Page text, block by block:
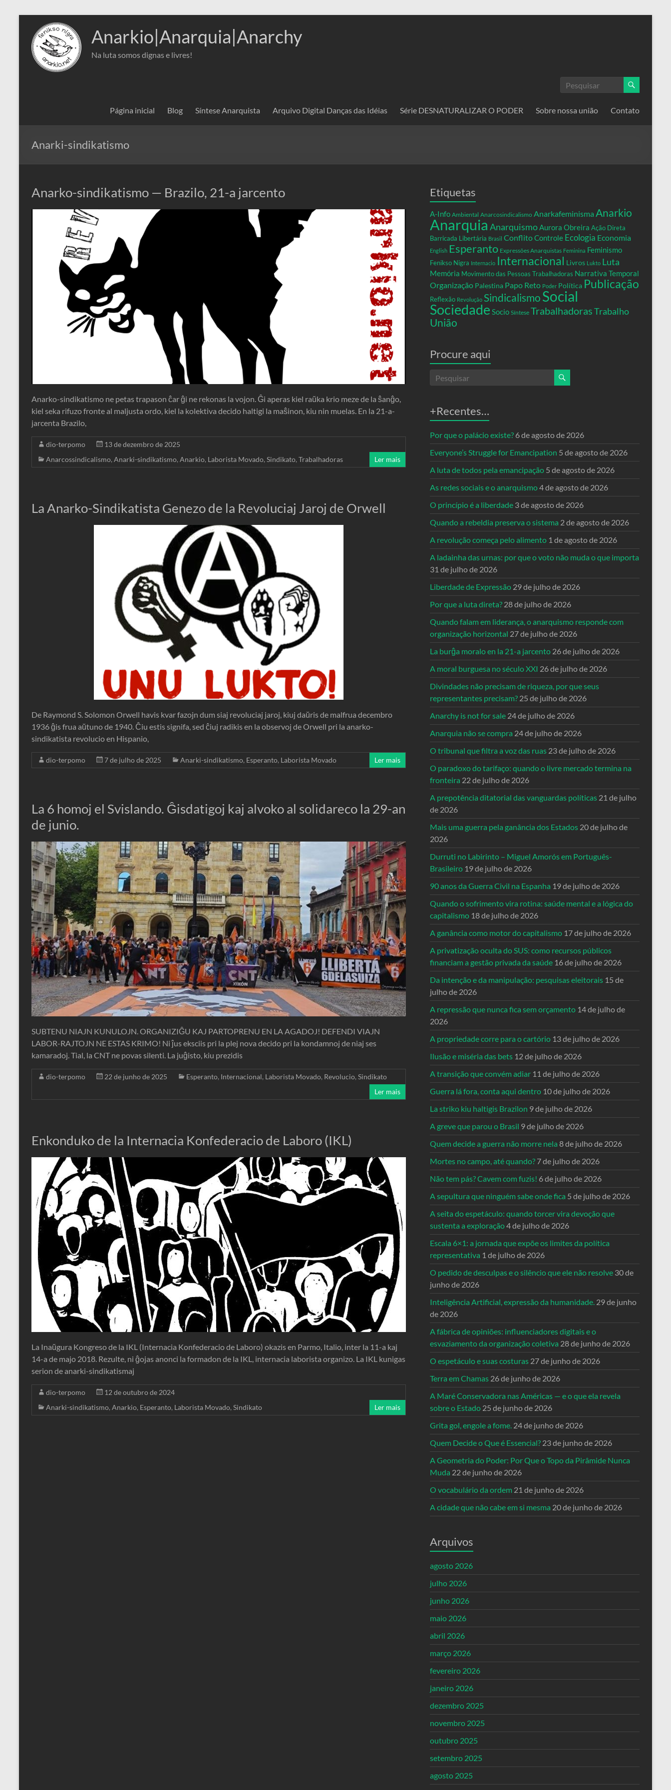
conteúdo
Anarkio|Anarquia|Anarchy
Na luta somos dignas e livres!
Página inicial Blog Síntese Anarquista Arquivo Digital Danças das Idéias Série DESNATURALIZAR O PODER Sobre nossa união Contato
Anarki-sindikatismo
Anarko-sindikatismo — Brazilo, 21-a jarcento
Anarko-sindikatismo ne petas trapason ĉar ĝi ne rekonas la vojon. Ĝi aperas kiel raŭka krio meze de la ŝanĝo,
kiel seka rifuzo fronte al maljusta ordo, kiel la kolektiva decido haltigi la maŝinon, kiu nin muelas. En la 21-a-
jarcenta Brazilo,
dio-terpomo
13 de dezembro de 2025
Anarcossindicalismo, Anarki-sindikatismo, Anarkio, Laborista Movado, Sindikato, Trabalhadoras Ler mais
La Anarko-Sindikatista Genezo de la Revoluciaj Jaroj de Orwell
De Raymond S. Solomon Orwell havis kvar fazojn dum siaj revoluciaj jaroj, kiuj daŭris de malfrua decembro
1936 ĝis frua aŭtuno de 1940. Ĉiu estis signifa, sed ĉiuj radikis en la observoj de Orwell pri la anarko-
sindikatista revolucio en Hispanio,
dio-terpomo 7 de julho de 2025 Anarki-sindikatismo, Esperanto, Laborista Movado Ler mais
La 6 homoj el Svislando. Ĝisdatigoj kaj alvoko al solidareco la 29-an
de junio.
SUBTENU NIAJN KUNULOJN. ORGANIZIĜU KAJ PARTOPRENU EN LA AGADOJ! DEFENDI VIAJN
LABOR-RAJTOJN NE ESTAS KRIMO! Ni ĵus eksciis pri la plej nova decido pri la kondamnoj de niaj ses
kamaradoj. Tial, la CNT ne povas silenti. La juĝisto, kiu prezidis
dio-terpomo 22 de junho de 2025 Esperanto, Internacional, Laborista Movado, Revolucio, Sindikato
Ler mais
Enkonduko de la Internacia Konfederacio de Laboro (IKL)
La Inaŭgura Kongreso de la IKL (Internacia Konfederacio de Laboro) okazis en Parmo, Italio, inter la 11-a kaj
14-a de majo 2018. Rezulte, ni ĝojas anonci la formadon de la IKL, internacia laborista organizo. La IKL kunigas
serion de anarki-sindikatismaj
dio-terpomo
12 de outubro de 2024
Anarki-sindikatismo, Anarkio, Esperanto, Laborista Movado, Sindikato Ler mais
Etiquetas
A-Info Ambiental Anarcosindicalismo Anarkafeminisma Anarkio
Anarquia AnarquismoAurora Obreira Ação Direta
Barricada Libertária Brasil ConflitoControle Ecologia Economia
English Esperanto Expressões Anarquistas Feminina Feminismo
Fenikso Nigra Internacio Internacional Livros Lukto Luta
Memória Movimento das Pessoas Trabalhadoras Narrativa Temporal
Organização Palestina Papo Reto Poder Política Publicação
Reflexão Revolução Sindicalismo Social
Sociedade Socio Síntese TrabalhadorasTrabalho
União
Procure aqui
+Recentes…
Por que o palácio existe? 6 de agosto de 2026
Everyone’s Struggle for Emancipation 5 de agosto de 2026
A luta de todos pela emancipação 5 de agosto de 2026
As redes sociais e o anarquismo4 de agosto de 2026
O princípio é a liberdade 3 de agosto de 2026
Quando a rebeldia preserva o sistema 2 de agosto de 2026
A revolução começa pelo alimento 1 de agosto de 2026
A ladainha das urnas: por que o voto não muda o que importa
31 de julho de 2026
Liberdade de Expressão 29 de julho de 2026
Por que a luta direta? 28 de julho de 2026
Quando falam em liderança, o anarquismo responde com
organização horizontal 27 de julho de 2026
La burĝa moralo en la 21-a jarcento 26 de julho de 2026
A moral burguesa no século XXI 26 de julho de 2026
Divindades não precisam de riqueza, por que seus
representantes precisam? 25 de julho de 2026
Anarchy is not for sale 24 de julho de 2026
Anarquia não se compra 24 de julho de 2026
O tribunal que filtra a voz das ruas 23 de julho de 2026
O paradoxo do tarifaço: quando o livre mercado termina na
fronteira 22 de julho de 2026
A prepotência ditatorial das vanguardas políticas 21 de julho
de 2026
Mais uma guerra pela ganância dos Estados 20 de julho de
2026
Durruti no Labirinto – Miguel Amorós em Português-
Brasileiro 19 de julho de 2026
90 anos da Guerra Civil na Espanha 19 de julho de 2026
Quando o sofrimento vira rotina: saúde mental e a lógica do
capitalismo 18 de julho de 2026
A ganância como motor do capitalismo 17 de julho de 2026
A privatização oculta do SUS: como recursos públicos
financiam a gestão privada da saúde 16 de julho de 2026
Da intenção e da manipulação: pesquisas eleitorais 15 de
julho de 2026
A repressão que nunca fica sem orçamento 14 de julho de
2026
A propriedade corre para o cartório 13 de julho de 2026
Ilusão e miséria das bets 12 de julho de 2026
A transição que convém adiar 11 de julho de 2026
Guerra lá fora, conta aqui dentro 10 de julho de 2026
La striko kiu haltigis Brazilon 9 de julho de 2026
A greve que parou o Brasil 9 de julho de 2026
Quem decide a guerra não morre nela 8 de julho de 2026
Mortes no campo, até quando? 7 de julho de 2026
Não tem pás? Cavem com fuzis! 6 de julho de 2026
A sepultura que ninguém sabe onde fica 5 de julho de 2026
A seita do espetáculo: quando torcer vira devoção que
sustenta a exploração4 de julho de 2026
Escala 6×1: a jornada que expõe os limites da política
representativa 1 de julho de 2026
O pedido de desculpas e o silêncio que ele não resolve 30 de
junho de 2026
Inteligência Artificial, expressão da humanidade. 29 de junho
de 2026
A fábrica de opiniões: influenciadores digitais e o
esvaziamento da organização coletiva 28 de junho de 2026
O espetáculo e suas costuras 27 de junho de 2026
Terra em Chamas 26 de junho de 2026
A Maré Conservadora nas Américas — e o que ela revela
sobre o Estado 25 de junho de 2026
Grita gol, engole a fome. 24 de junho de 2026
Quem Decide o Que é Essencial? 23 de junho de 2026
A Geometria do Poder: Por Que o Topo da Pirâmide Nunca
Muda 22 de junho de 2026
O vocabulário da ordem 21 de junho de 2026
A cidade que não cabe em si mesma 20 de junho de 2026
Arquivos
agosto 2026
julho 2026
junho 2026
maio 2026
abril 2026
março 2026
fevereiro 2026
janeiro 2026
dezembro 2025
novembro 2025
outubro 2025
setembro 2025
agosto 2025